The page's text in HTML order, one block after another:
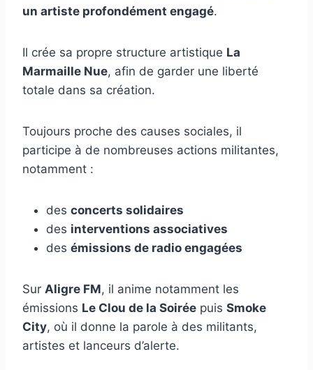
un artiste profondément engagé.
Il crée sa propre structure artistique La
Marmaille Nue, afin de garder une liberté
totale dans sa création.
Toujours proche des causes sociales, il
participe à de nombreuses actions militantes,
notamment :
des concerts solidaires
des interventions associatives
des émissions de radio engagées
Sur Aligre FM, il anime notamment les
émissions Le Clou de la Soirée puis Smoke
City, où il donne la parole à des militants,
artistes et lanceurs d’alerte.